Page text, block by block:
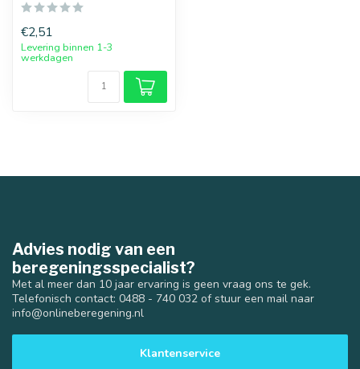
€2,51
Levering binnen 1-3
werkdagen
Advies nodig van een
beregeningsspecialist?
Met al meer dan 10 jaar ervaring is geen vraag ons te gek.
Telefonisch contact: 0488 - 740 032 of stuur een mail naar
info@onlineberegening.nl
Klantenservice